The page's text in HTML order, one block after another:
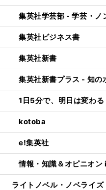
集英社学芸部 - 学芸・ノ
集英社ビジネス書
集英社新書
集英社新書プラス - 知の
1日5分で、明日は変わ
kotoba
e!集英社
情報・知識＆オピニオ
ライトノベル・ノベライズ